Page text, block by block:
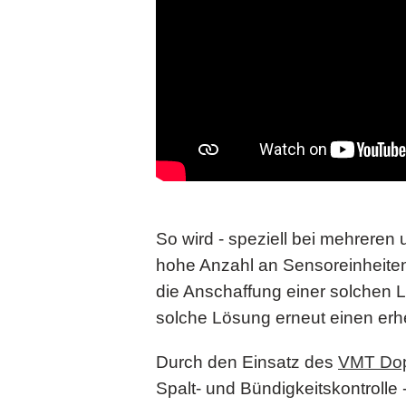
So wird - speziell bei
hohe Anzahl an
die Anschaffung einer solchen
solche Lösung erneut einen
Durch den Einsatz des VMT
Spalt- und